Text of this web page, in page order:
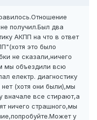
получил.Был два
АКПП на что в ответ
это было
не сказали,ничего
мы объездили всю
електр. диагностику
(хотя они были),мы
вначале все стирают,а
ничего страшного,мы
у